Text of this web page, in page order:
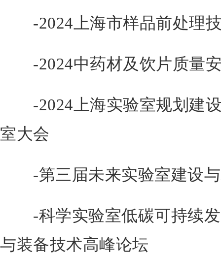
-2024上海市样品前处理技
-2024中药材及饮片质量安
-2024上海实验室规划建设
室大会
-第三届未来实验室建设与
-科学实验室低碳可持续发
与装备技术高峰论坛